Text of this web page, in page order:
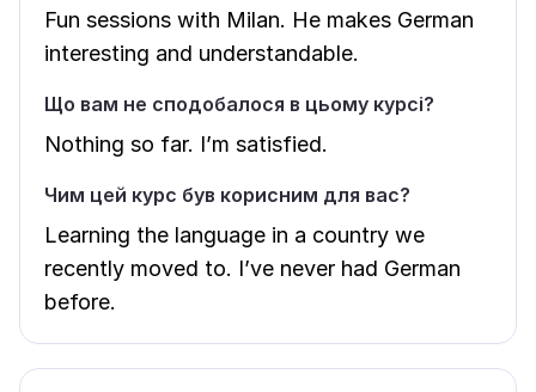
Fun sessions with Milan. He makes German
interesting and understandable.
Що вам не сподобалося в цьому курсі?
Nothing so far. I’m satisfied.
Чим цей курс був корисним для вас?
Learning the language in a country we
recently moved to. I’ve never had German
before.